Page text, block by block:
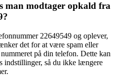
man modtager opkald fra
22649549 og oplever,
det for at være spam eller
på din telefon. Dette kan
indstillinger, så du ikke længere